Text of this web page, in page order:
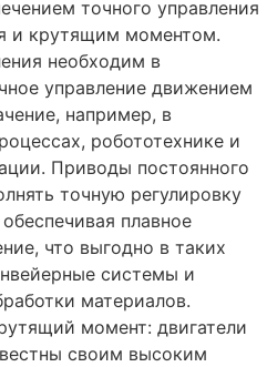
точного управления
и крутящим моментом.
необходим в
управление движением
например, в
робототехнике и
Приводы постоянного
точную регулировку
плавное
что выгодно в таких
системы и
материалов.
момент: двигатели
своим высоким